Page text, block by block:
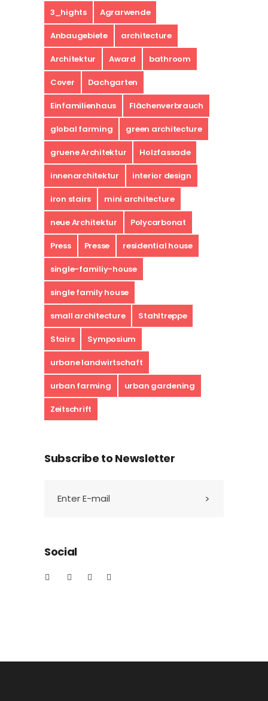
3_hights Agrarwende
Anbaugebiete architecture
Architektur Award bathroom
Cover Dachgarten
Einfamilienhaus Flächenverbrauch
global farming green architecture
gruene Architektur Holzfassade
innenarchitektur interior design
iron stairs mini architecture
neue Architektur Polycarbonat
Press Presse residential house
single-familiy-house
single family house
small architecture Stahltreppe
Stairs Symposium
urbane landwirtschaft
urban farming urban gardening
Zeitschrift
Subscribe to Newsletter
Social